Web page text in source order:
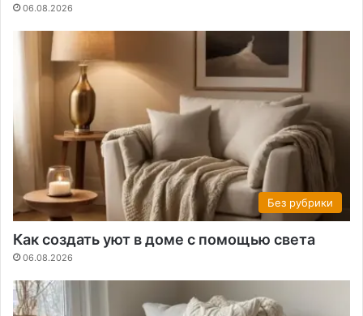
06.08.2026
Без рубрики
Как создать уют в доме с помощью света
06.08.2026